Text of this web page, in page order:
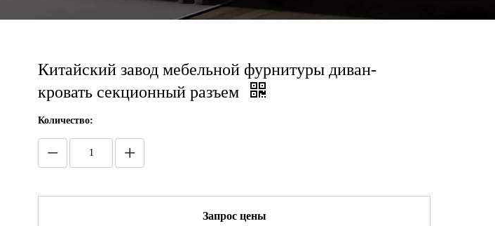
Китайский завод мебельной фурнитуры диван-
кровать секционный разъем
Количество:
Запрос цены